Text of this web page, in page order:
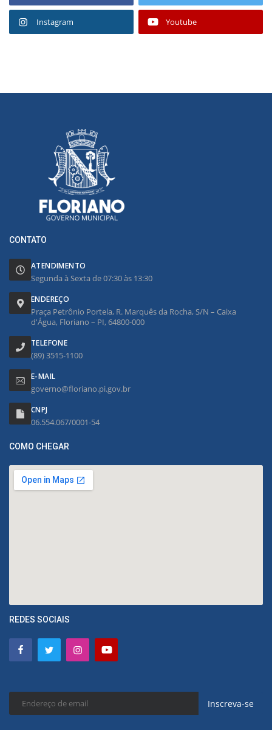
Instagram Youtube
CONTATO
ATENDIMENTO
Segunda à Sexta de 07:30 às 13:30
ENDEREÇO
Praça Petrônio Portela, R. Marquês da Rocha, S/N – Caixa
d'Água, Floriano – PI, 64800-000
TELEFONE
(89) 3515-1100
E-MAIL
governo@floriano.pi.gov.br
CNPJ
06.554.067/0001-54
COMO CHEGAR
REDES SOCIAIS
Inscreva-se